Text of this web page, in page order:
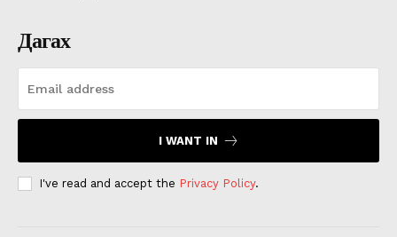
Дагах
I WANT IN
I've read and accept the Privacy Policy.